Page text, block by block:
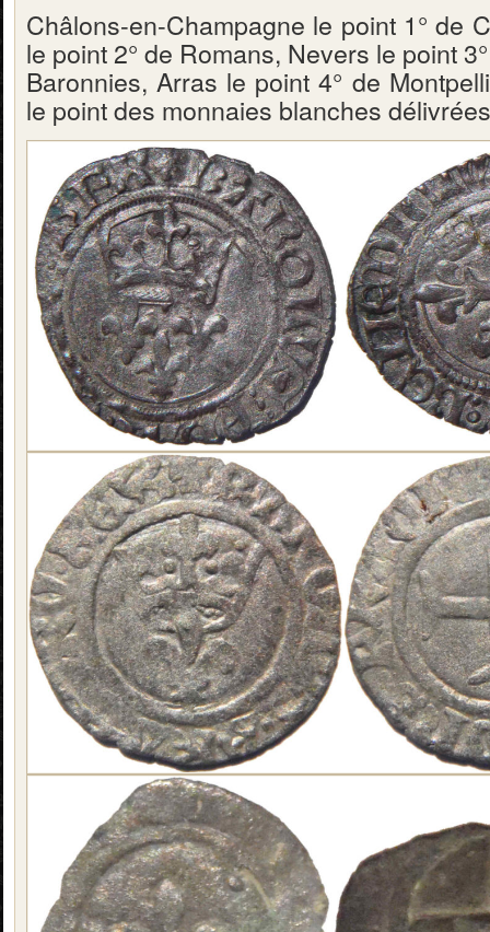
Châlons-en-Champagne le point 1° de
le point 2° de Romans, Nevers le point
Baronnies, Arras le point 4° de
le point des monnaies blanches